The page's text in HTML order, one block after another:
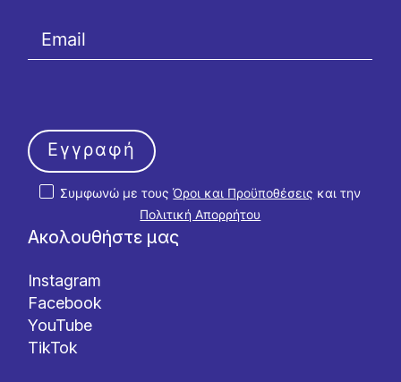
Ακολουθήστε μας
Instagram
Facebook
YouTube
TikTok
Συμφωνώ με τουςΌροι και Προϋποθέσεις και την
Πολιτική Απορρήτου
Εγγραφή